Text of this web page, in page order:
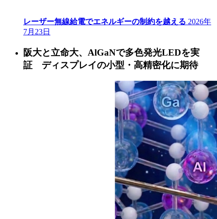
レーザー無線給電でエネルギーの制約を越える 2026年
7月23日
阪大と立命大、AlGaNで多色発光LEDを実
証 ディスプレイの小型・高精密化に期待